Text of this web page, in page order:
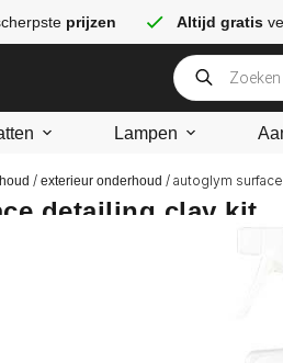
prijzen Altijd gratis
Lampen
/exterieur onderhoud / autoglym
detailing clay kit